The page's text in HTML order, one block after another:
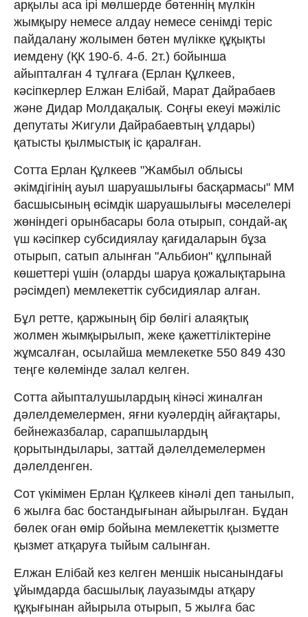
арқылы аса ірі мөлшерде бөтеннің мүлкін
жымқыру немесе алдау немесе сенімді теріс
пайдалану жолымен бөтен мүлiкке құқықты
иемдену (ҚК 190-б. 4-б. 2т.) бойынша
айыпталған 4 тұлғаға (Ерлан Құлкеев,
кәсіпкерлер Елжан Елібай, Марат Дайрабаев
және Дидар Молдақалық. Соңғы екеуі мәжіліс
депутаты Жигули Дайрабаевтың ұлдары)
қатысты қылмыстық іс қаралған.
Сотта Ерлан Құлкеев "Жамбыл облысы
әкімдігінің ауыл шаруашылығы басқармасы" ММ
басшысының өсімдік шаруашылығы мәселелері
жөніндегі орынбасары бола отырып, сондай-ақ
үш кәсіпкер субсидиялау қағидаларын бұза
отырып, сатып алынған "Альбион" құлпынай
көшеттері үшін (оларды шаруа қожалықтарына
рәсімдеп) мемлекеттік субсидиялар алған.
Бұл ретте, қаржының бір бөлігі алаяқтық
жолмен жымқырылып, жеке қажеттіліктеріне
жұмсалған, осылайша мемлекетке 550 849 430
теңге көлемінде залал келген.
Сотта айыпталушылардың кінәсі жиналған
дәлелдемелермен, яғни куәлердің айғақтары,
бейнежазбалар, сарапшылардың
қорытындылары, заттай дәлелдемелермен
дәлелденген.
Сот үкімімен Ерлан Құлкеев кінәлі деп танылып,
6 жылға бас бостандығынан айырылған. Бұдан
бөлек оған өмір бойына мемлекеттік қызметте
қызмет атқаруға тыйым салынған.
Елжан Елібай кез келген меншік нысанындағы
ұйымдарда басшылық лауазымды атқару
құқығынан айырыла отырып, 5 жылға бас